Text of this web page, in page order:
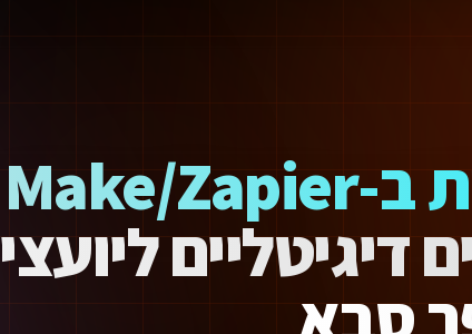
פיתוח אוטומציות ב-Make/Zapier
דיגיטליים ליועצי